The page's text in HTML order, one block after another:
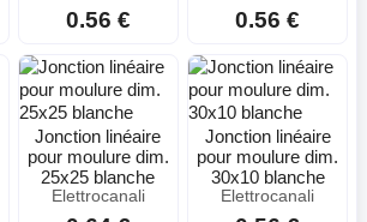
0.56 € 0.56 €
Jonction linéaire
pour moulure dim.
25x25 blanche
Elettrocanali
Jonction linéaire
pour moulure dim.
30x10 blanche
Elettrocanali